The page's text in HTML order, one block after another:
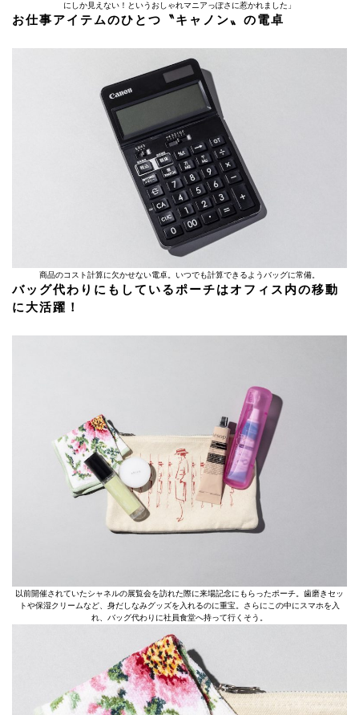
にしか見えない！というおしゃれマニアっぽさに惹かれました」
お仕事アイテムのひとつ〝キャノン〟の電卓
商品のコスト計算に欠かせない電卓。いつでも計算できるようバッグに常備。
バッグ代わりにもしているポーチはオフィス内の移動
に大活躍！
以前開催されていたシャネルの展覧会を訪れた際に来場記念にもらったポーチ。歯磨きセッ
トや保湿クリームなど、身だしなみグッズを入れるのに重宝。さらにこの中にスマホを入
れ、バッグ代わりに社員食堂へ持って行くそう。